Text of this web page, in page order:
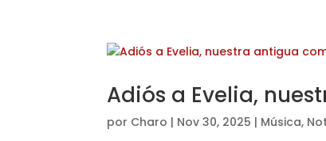
Adiós a Evelia,
por Charo | Nov 30, 2025 | Música,